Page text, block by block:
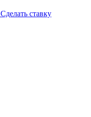
Сделать ставку